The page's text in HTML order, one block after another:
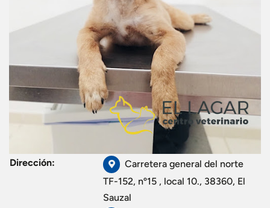
Dirección:
Carretera general del norte
TF-152, nº15 , local 10., 38360, El
Sauzal